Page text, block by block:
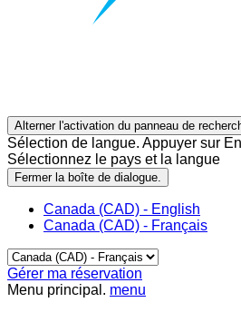
Alterner l'activation du panneau de
Sélection de langue. Appuyer sur
Sélectionnez le pays et la langue
Fermer la boîte de dialogue.
Canada (CAD) - English
Canada (CAD) - Français
Gérer ma réservation
Menu principal. menu